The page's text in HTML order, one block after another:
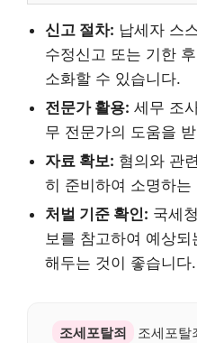
신고 절차: 납세자 스
수정신고 또는 기한
소화할 수 있습니다.
전문가 활용: 세무 조
무 전문가의 도움을
자료 확보: 혐의와 관
히 준비하여 소명하는
처벌 기준 확인: 국세
보를 참고하여 예상
해두는 것이 좋습니다.
조세포탈죄
조세포탈